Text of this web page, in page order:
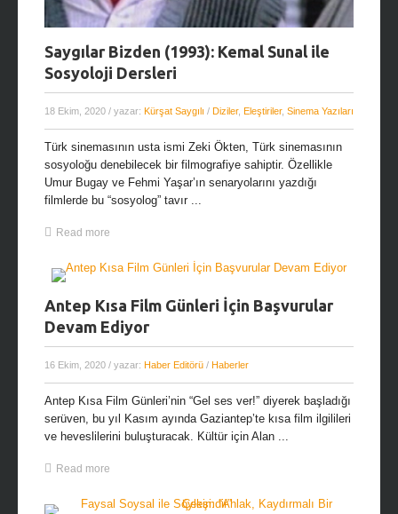
Saygılar Bizden (1993): Kemal Sunal ile
Sosyoloji Dersleri
18 Ekim, 2020 / yazar: Kürşat Saygılı / Diziler, Eleştiriler, Sinema Yazıları
Türk sinemasının usta ismi Zeki Ökten, Türk sinemasının
sosyoloğu denebilecek bir filmografiye sahiptir. Özellikle
Umur Bugay ve Fehmi Yaşar’ın senaryolarını yazdığı
filmlerde bu “sosyolog” tavır ...
Read more
Antep Kısa Film Günleri İçin Başvurular
Devam Ediyor
16 Ekim, 2020 / yazar: Haber Editörü / Haberler
Antep Kısa Film Günleri’nin “Gel ses ver!” diyerek başladığı
serüven, bu yıl Kasım ayında Gaziantep’te kısa film ilgilileri
ve heveslilerini buluşturacak. Kültür için Alan ...
Read more